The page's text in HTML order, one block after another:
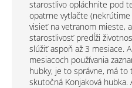
starostlivo opláchnite pod
opatrne vytlačte
visieť na vetranom mieste,
starostlivosť predĺži
slúžiť aspoň až 3 mesiace.
mesiacoch používania
hubky, je to správne, má to
skutočná Konjaková hubka.